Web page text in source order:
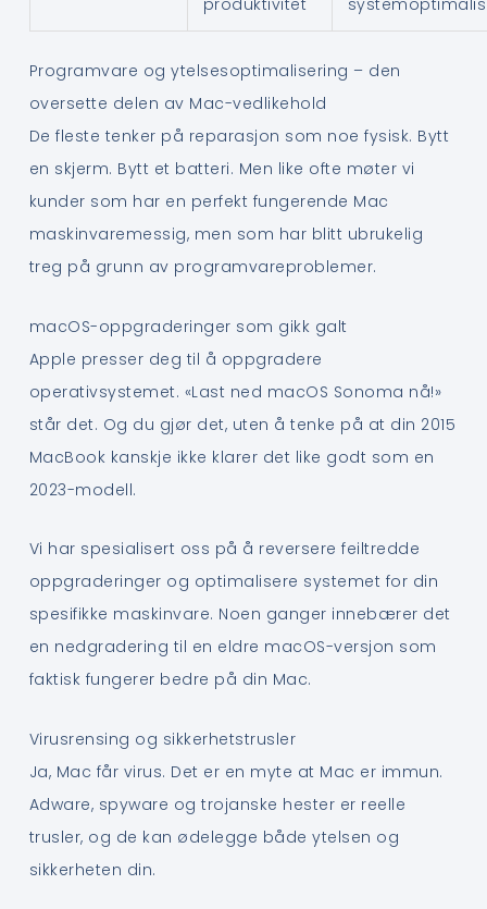
produktivitet
Programvare og ytelsesoptimalisering – den
oversette delen av Mac-vedlikehold
De fleste tenker på reparasjon som noe fysisk. Bytt
en skjerm. Bytt et batteri. Men like ofte møter vi
kunder som har en perfekt fungerende Mac
maskinvaremessig, men som har blitt ubrukelig
treg på grunn av programvareproblemer.
macOS-oppgraderinger som gikk galt
Apple presser deg til å oppgradere
operativsystemet. «Last ned macOS Sonoma nå!»
står det. Og du gjør det, uten å tenke på at din 2015
MacBook kanskje ikke klarer det like godt som en
2023-modell.
Vi har spesialisert oss på å reversere feiltredde
oppgraderinger og optimalisere systemet for din
spesifikke maskinvare. Noen ganger innebærer det
en nedgradering til en eldre macOS-versjon som
faktisk fungerer bedre på din Mac.
Virusrensing og sikkerhetstrusler
Ja, Mac får virus. Det er en myte at Mac er immun.
Adware, spyware og trojanske hester er reelle
trusler, og de kan ødelegge både ytelsen og
sikkerheten din.